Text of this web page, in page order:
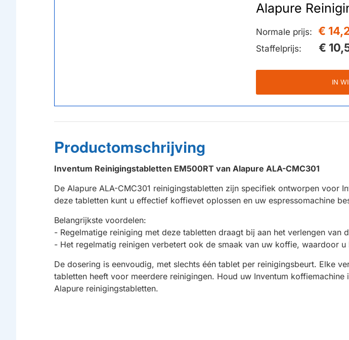
Alapure
Normale prijs: €
Staffelprijs: €
IN
Productomschrijving
Inventum Reinigingstabletten EM500RT van Alapure ALA-CMC301
De Alapure ALA-CMC301 reinigingstabletten zijn specifiek ontworpen voor
deze tabletten kunt u effectief koffievet oplossen en uw espressomachine
Belangrijkste voordelen:
- Regelmatige reiniging met deze tabletten draagt bij aan het verlengen van
- Het regelmatig reinigen verbetert ook de smaak van uw koffie, waardoor
De dosering is eenvoudig, met slechts één tablet per reinigingsbeurt. Elke
tabletten heeft voor meerdere reinigingen. Houd uw Inventum
Alapure reinigingstabletten.